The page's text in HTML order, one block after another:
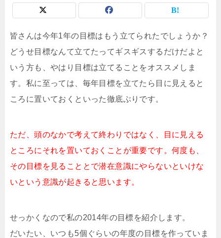
皆さんは今年1年の目標はもう立てられたでしょうか？
どうせ目標なんて立てたってギスギスするだけだよと
いう方も、やはり目標は立てることをオススメしま
す。私に至っては、毎年目標を立てたら目に見えると
ころに置いておくといった徹底ぶりです。
ただ、頭のなかで考えて終わりではなく、目に見える
ところにそれを置いておくことが重要です。何度も、
その目標を見ることとで潜在意識にやらないといけな
いという意識が起きると思います。
せっかくなので私の2014年の目標を紹介します。
だいたい、いつも5個ぐらいの年度の目標を作っていま